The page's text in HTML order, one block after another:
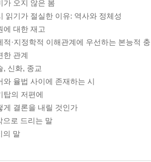
가 오지 않은 봄
읽기가 절실한 이유: 역사와 정체성
에 대한 재고
적·지정학적 이해관계에 우선하는 본능적
한 관계
, 신화, 종교
와 율법 사이에 존재하는 시
탑의 저편에
게 결론을 내릴 것인가
으로 드리는 말
의 말